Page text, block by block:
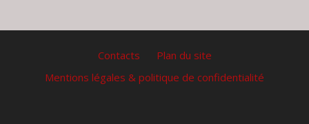
Contacts
Plan du site
Mentions légales & politique de confidentialité